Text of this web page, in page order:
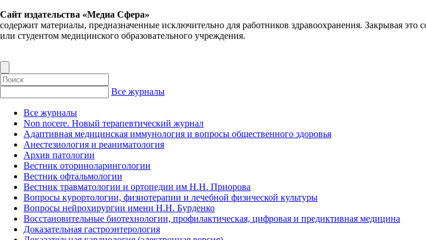
Сайт издательства «Медиа Сфера»
содержит материалы, предназначенные исключительно для работников здравоохранения. Закрывая
или студентом медицинского образовательного учреждения.
Все журналы
Все журналы
Non nocere. Новый терапевтический журнал
Адаптивная медицинская иммунология и вопросы общественного здоровья
Анестезиология и реаниматология
Архив патологии
Вестник оториноларингологии
Вестник офтальмологии
Вестник травматологии и ортопедии им Н.Н. Приорова
Вопросы курортологии, физиотерапии и лечебной физической культуры
Вопросы нейрохирургии имени Н.Н. Бурденко
Восстановительные биотехнологии, профилактическая, цифровая и предиктивная медицина
Доказательная гастроэнтерология